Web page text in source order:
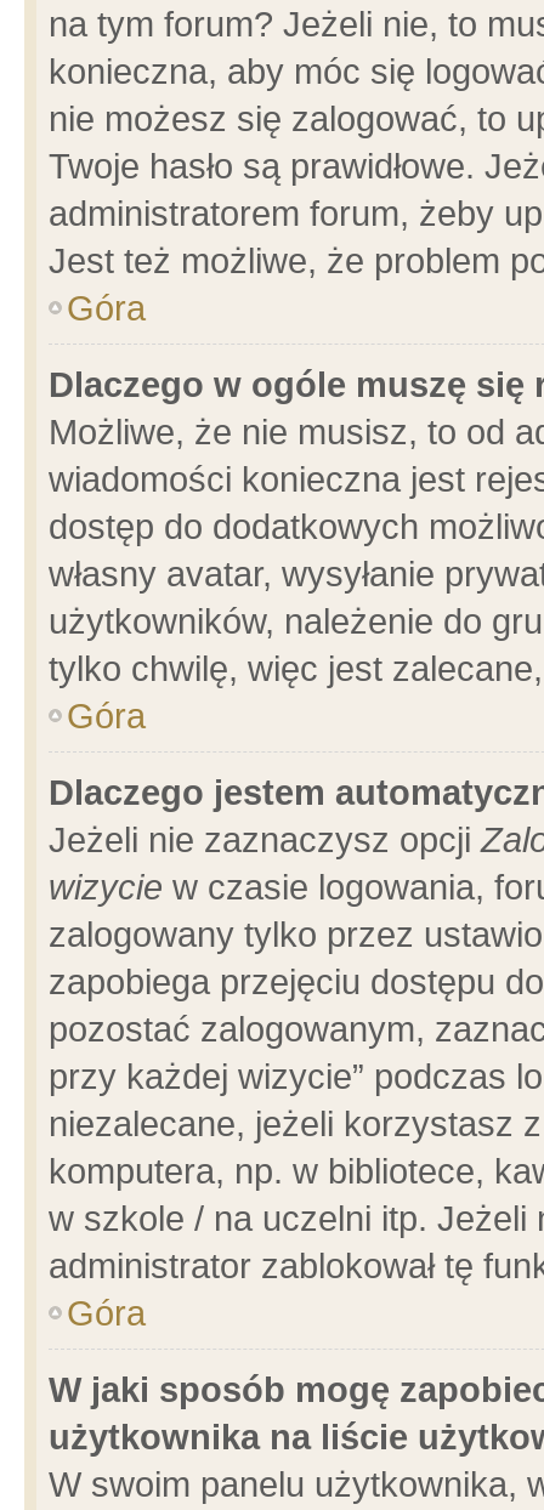
na tym forum? Jeżeli nie, to
konieczna, aby móc się
nie możesz się zalogować, to
Twoje hasło są prawidłowe.
administratorem forum, żeby
Jest też możliwe, że problem
Góra
Dlaczego w ogóle muszę się
Możliwe, że nie musisz, to od
wiadomości konieczna jest
dostęp do dodatkowych
własny avatar, wysyłanie
użytkowników, należenie do
tylko chwilę, więc jest
Góra
Dlaczego jestem
Jeżeli nie zaznaczysz opcji
wizycie w czasie logowania,
zalogowany tylko przez
zapobiega przejęciu dostępu
pozostać zalogowanym,
przy każdej wizycie” podczas
niezalecane, jeżeli korzystasz
komputera, np. w bibliotece,
w szkole / na uczelni itp.
administrator zablokował tę
Góra
W jaki sposób mogę
użytkownika na liście
W swoim panelu użytkownika,